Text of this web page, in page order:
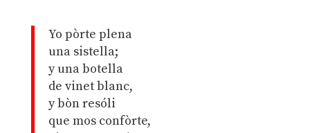
Yo pòrte plena
una sistella;
y una botella
de vinet blanc,
y bòn resóli
que mos confòrte,